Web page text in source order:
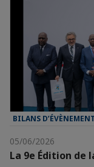
BILANS D’ÉVÈNEMENT
05/06/2026
La 9e Édition de